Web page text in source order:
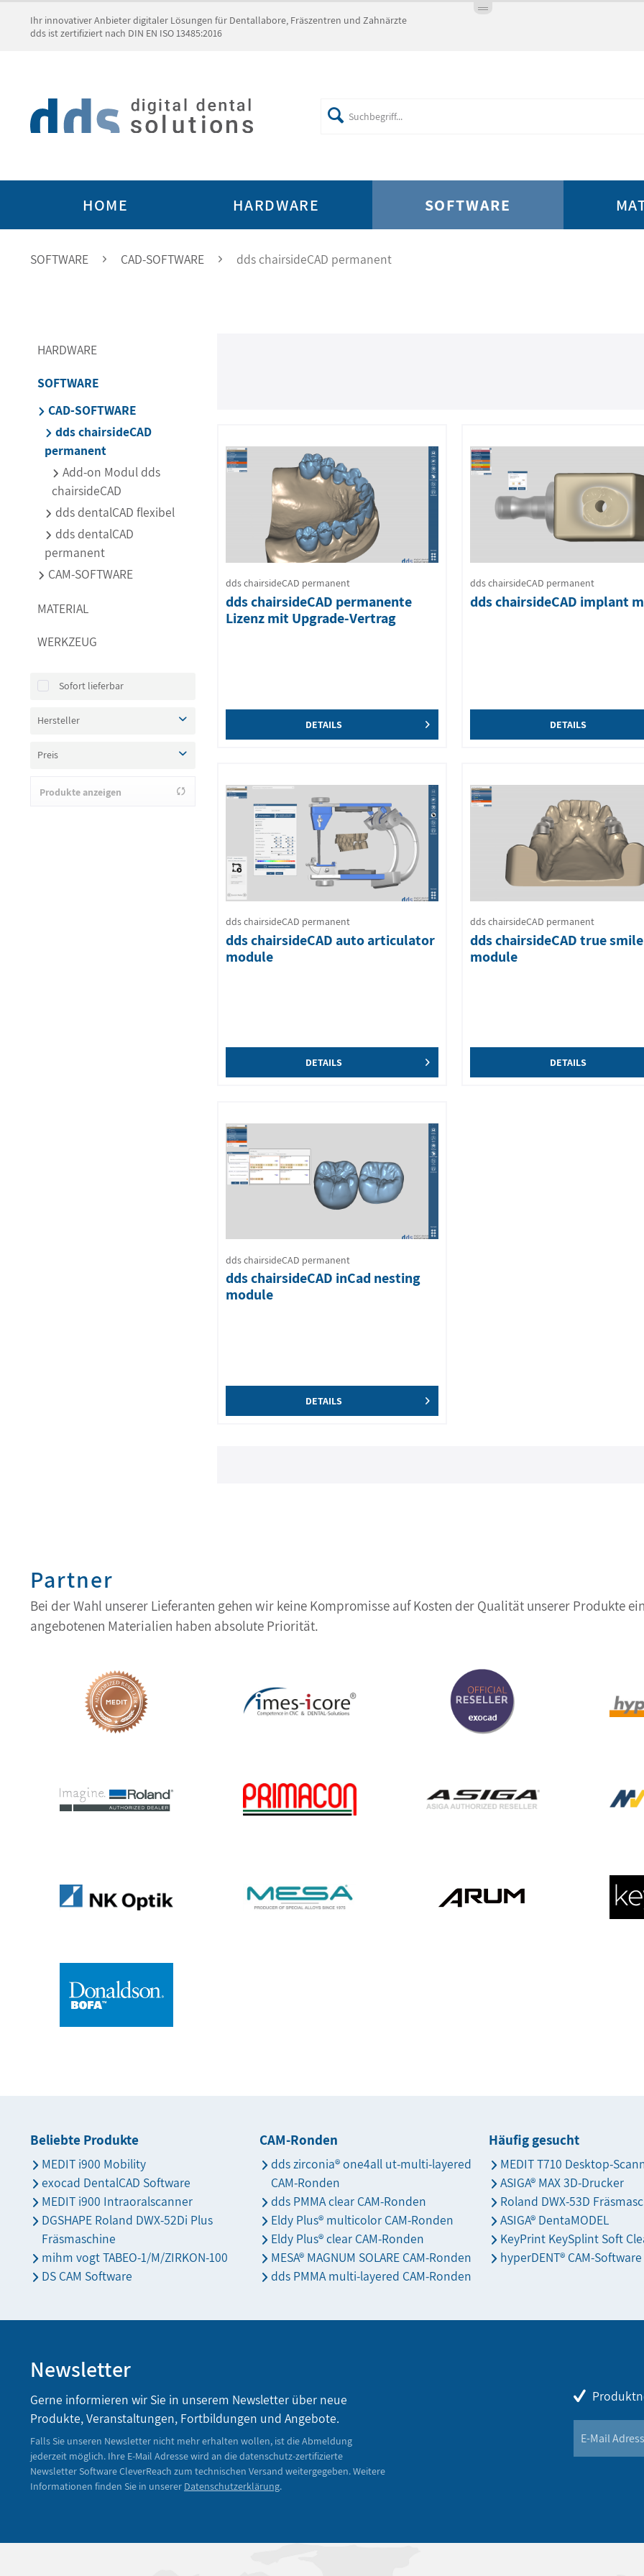
Ihr innovativer Anbieter digitaler Lösungen für Dentallabore, Fräszentren und Zahnärzte
dds ist zertifiziert nach DIN EN ISO 13485:2016
HOME HARDWARE SOFTWARE
SOFTWARE CAD-SOFTWARE dds chairsideCAD permanent
HARDWARE
SOFTWARE
CAD-SOFTWARE
dds chairsideCAD
permanent
Add-on Modul dds
chairsideCAD
dds dentalCAD flexibel
dds dentalCAD
permanent
CAM-SOFTWARE
MATERIAL
WERKZEUG
Sofort lieferbar
Hersteller
Preis
160,00 €
Produkte anzeigen
dds chairsideCAD permanent
dds chairsideCAD permanente
Lizenz mit Upgrade-Vertrag
DETAILS
dds chairsideCAD permanent
dds chairsideCAD implant
DETAILS
dds chairsideCAD permanent
dds chairsideCAD auto articulator
module
DETAILS
dds chairsideCAD permanent
dds chairsideCAD true smile
module
DETAILS
dds chairsideCAD permanent
dds chairsideCAD inCad nesting
module
DETAILS
Partner
Bei der Wahl unserer Lieferanten gehen wir keine Kompromisse auf Kosten der Qualität unserer Produkte
angebotenen Materialien haben absolute Priorität.
Beliebte Produkte
MEDIT i900 Mobility
exocad DentalCAD Software
MEDIT i900 Intraoralscanner
DGSHAPE Roland DWX-52Di Plus
Fräsmaschine
mihm vogt TABEO-1/M/ZIRKON-100
DS CAM Software
CAM-Ronden
dds zirconia® one4all ut-multi-layered
CAM-Ronden
dds PMMA clear CAM-Ronden
Eldy Plus® multicolor CAM-Ronden
Eldy Plus® clear CAM-Ronden
MESA® MAGNUM SOLARE CAM-Ronden
dds PMMA multi-layered CAM-Ronden
Häufig gesucht
MEDIT T710 Desktop-
ASIGA® MAX 3D-Drucker
Roland DWX-53D
ASIGA® DentaMODEL
KeyPrint KeySplint Soft
hyperDENT® CAM-Software
Newsletter
Gerne informieren wir Sie in unserem Newsletter über neue
Produkte, Veranstaltungen, Fortbildungen und Angebote.
Falls Sie unseren Newsletter nicht mehr erhalten wollen, ist die Abmeldung
jederzeit möglich. Ihre E-Mail Adresse wird an die datenschutz-zertifizierte
Newsletter Software CleverReach zum technischen Versand weitergegeben. Weitere
Informationen finden Sie in unserer Datenschutzerklärung.